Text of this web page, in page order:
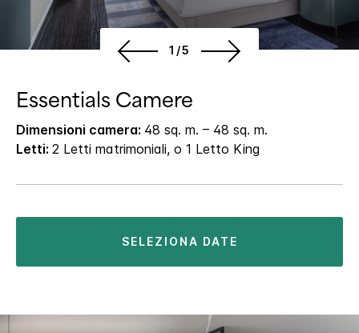
1/5
Essentials Camere
Dimensioni camera: 48 sq. m. – 48 sq. m.
Letti: 2 Letti matrimoniali, o 1 Letto King
SELEZIONA DATE